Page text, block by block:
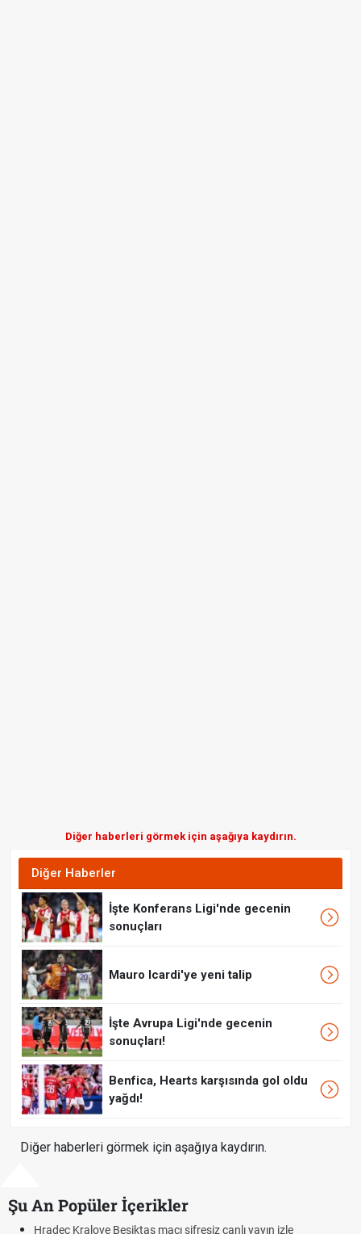
Diğer haberleri görmek için aşağıya kaydırın.
Diğer Haberler
İşte Konferans Ligi'nde gecenin
sonuçları
Mauro Icardi'ye yeni talip
İşte Avrupa Ligi'nde gecenin
sonuçları!
Benfica, Hearts karşısında gol oldu
yağdı!
Diğer haberleri görmek için aşağıya kaydırın.
Şu An Popüler İçerikler
Beşiktaş maçı şifresiz canlı yayın izle